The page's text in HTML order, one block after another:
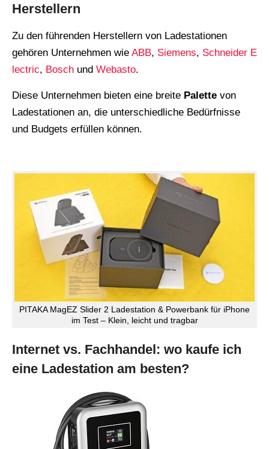
Herstellern
Zu den führenden Herstellern von Ladestationen
gehören Unternehmen wie ABB, Siemens, Schneider E
lectric, Bosch und Webasto.
Diese Unternehmen bieten eine breite Palette von
Ladestationen an, die unterschiedliche Bedürfnisse
und Budgets erfüllen können.
PITAKA MagEZ Slider 2 Ladestation & Powerbank für iPhone
im Test – Klein, leicht und tragbar
Internet vs. Fachhandel: wo kaufe ich
eine Ladestation am besten?